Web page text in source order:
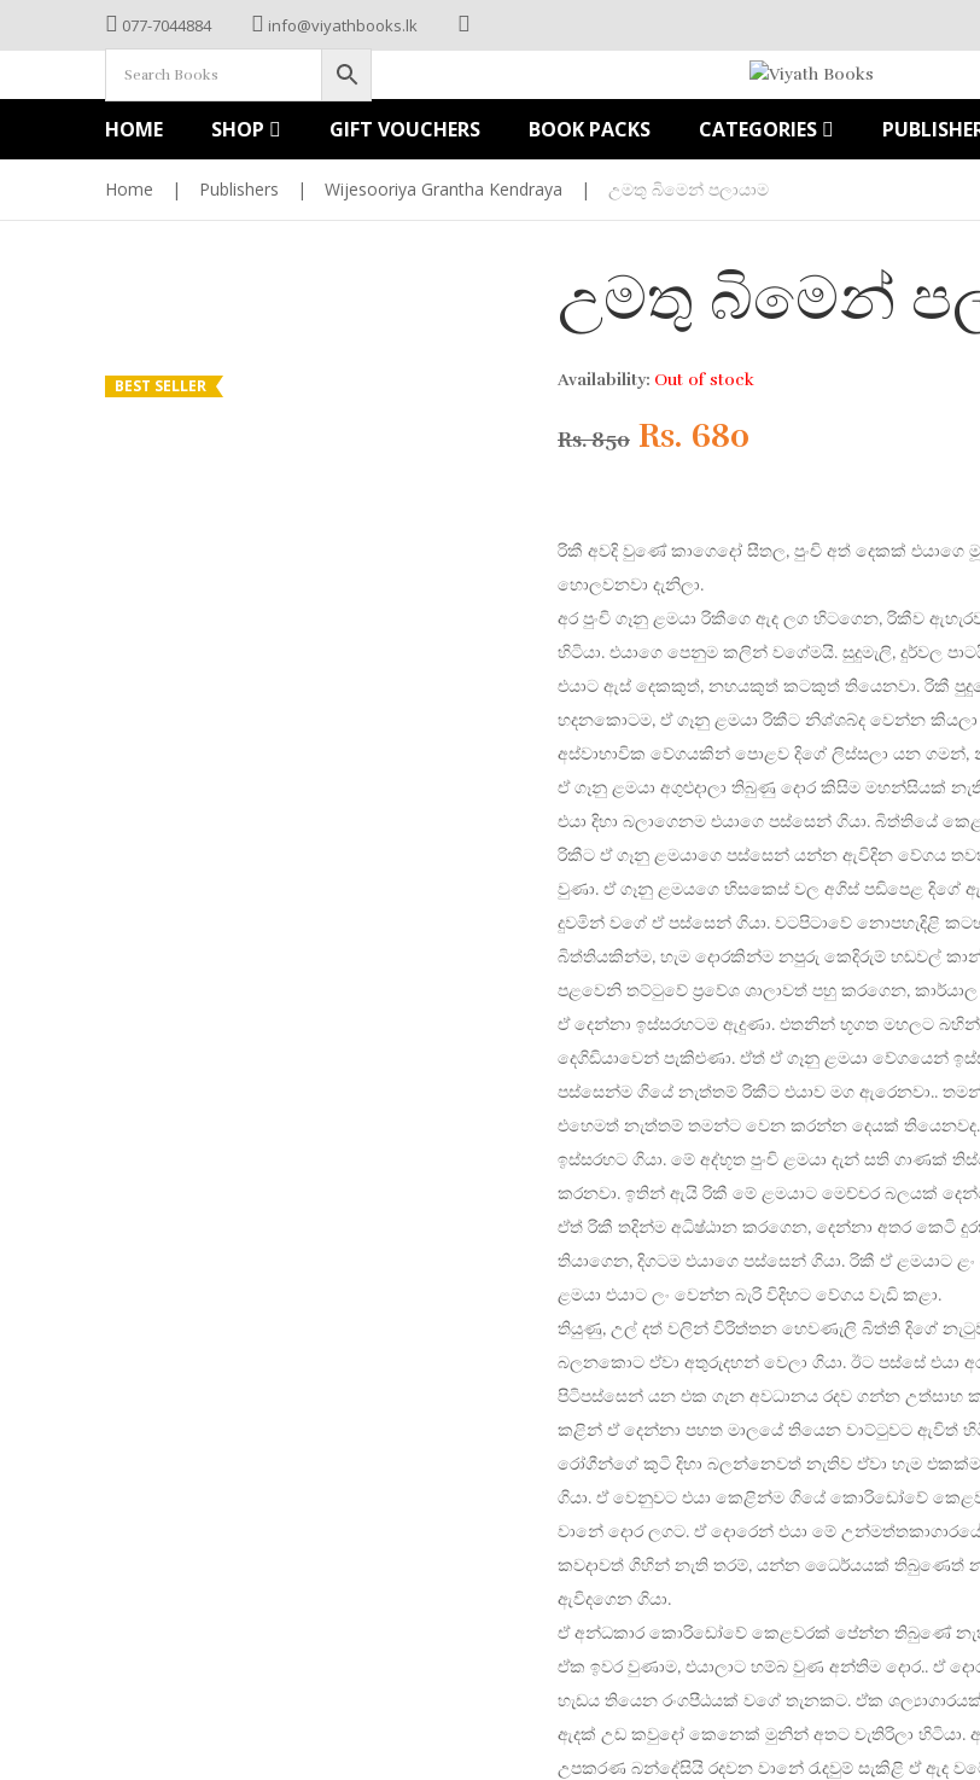
077-7044884 info@viyathbooks.lk
HOME SHOP GIFT VOUCHERS BOOK PACKS CATEGORIES
Home | Publishers | Wijesooriya Grantha Kendraya | උමතු බිමෙන් පලායාම
BEST SELLER
උමතු බිමෙන්
Availability: Out of stock
Rs.850 Original
was:
Rs. 850.
Rs. 680
is:
Rs. 680.
රිකී අවදි වුණේ කාගෙදෝ සීතල, පුංචි අත් දෙකක් එයාගෙ
හොලවනවා දැනිලා.
අර පුංචි ගෑනු ළමයා රිකීගෙ ඇද ලග හිටගෙන, රිකීව
හිටියා. එයාගෙ පෙනුම කලින් වගේමයි. සුදුමැලි, දුර්වල
එයාට ඇස් දෙකකුත්, නහයකුත් කටකුත් තියෙනවා. රිකී
හදනකොටම, ඒ ගෑනු ළමයා රිකීට නිශ්ශබ්ද වෙන්න කියලා
අස්වාභාවික වේගයකින් පොළව දිගේ ලිස්සලා යන ගමන්,
ඒ ගෑනු ළමයා අගුළුදාලා තිබුණු දොර කිසිම මහන්සියක්
එයා දිහා බලාගෙනම එයාගෙ පස්සෙන් ගියා. බිත්තියේ
රිකීට ඒ ගෑනු ළමයාගෙ පස්සෙන් යන්න ඇවිදින වේගය
වුණා. ඒ ගෑනු ළමයගෙ හිසකෙස් වල අගිස් පඩිපෙළ දිගේ
දුවමින් වගේ ඒ පස්සෙන් ගියා. වටපිටාවේ නොපහැදිළි
බිත්තියකින්ම, හැම දොරකින්ම නපුරු කෙදිරුම් හඩවල්
පළවෙනි තට්ටුවේ ප්‍රවේශ ශාලාවත් පහු කරගෙන,
ඒ දෙන්නා ඉස්සරහටම ඇදුණා. එතනින් භූගත මහලට
දෙගිඩියාවෙන් පැකිළුණා. ඒත් ඒ ගෑනු ළමයා වේගයෙන්
පස්සෙන්ම ගියේ නැත්තම් රිකීට එයාව මග ඇරෙනවා.. තමන්
එහෙමත් නැත්තම් තමන්ට වෙන කරන්න දෙයක්
ඉස්සරහට ගියා. මේ අද්භූත පුංචි ළමයා දැන් සති ගාණක්
කරනවා. ඉතින් ඇයි රිකී මේ ළමයාට මෙච්චර බලයක්
ඒත් රිකී තදින්ම අධිෂ්ඨාන කරගෙන, දෙන්නා අතර කෙටි
තියාගෙන, දිගටම එයාගෙ පස්සෙන් ගියා. රිකී ඒ ළමයාට
ළමයා එයාට ලං වෙන්න බැරි විදිහට වේගය වැඩි කළා.
තියුණු, උල් දත් වලින් විරිත්තන හෙවණැලි බිත්ති දිගේ
බලනකොට ඒවා අතුරුදහන් වෙලා ගියා. ඊට පස්සේ එයා
පිටිපස්සෙන් යන එක ගැන අවධානය රදව ගන්න උත්සාහ
කළින් ඒ දෙන්නා පහත මාලයේ තියෙන වාට්ටුවට ඇවිත්
රෝගීන්ගේ කුටි දිහා බලන්නෙවත් නැතිව ඒවා හැම
ගියා. ඒ වෙනුවට එයා කෙළින්ම ගියේ කොරිඩෝවේ
වානේ දොර ලගට. ඒ දොරෙන් එයා මේ
කවදාවත් ගිහින් නැති තරම්, යන්න ධෛර්යයක් තිබුණෙත්
ඇවිදගෙන ගියා.
ඒ අන්ධකාර කොරිඩෝවේ කෙළවරක් පේන්න තිබුණේ
ඒක ඉවර වුණාම, එයාලාට හම්බ වුණ අන්තිම දොර.. ඒ
හැඩය තියෙන රංගපීඨයක් වගේ තැනකට. ඒක
ඇදක් උඩ කවුදෝ කෙනෙක් මුනින් අතට වැතිරිලා
උපකරණ බන්දේසියි රදවන වානේ රැදවුම් සැකිළි ඒ ඇද